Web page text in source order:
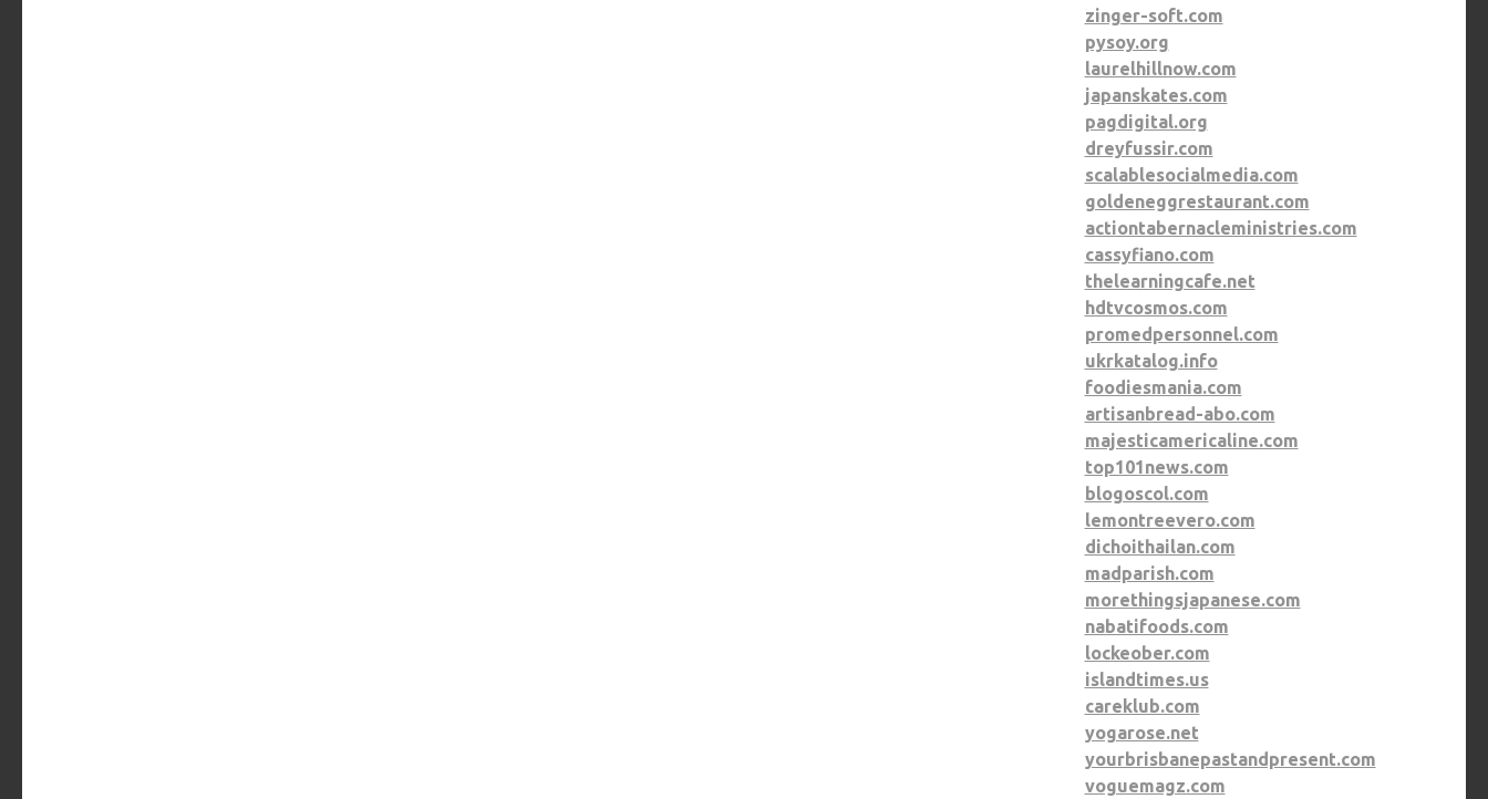
zinger-soft.com
pysoy.org
laurelhillnow.com
japanskates.com
pagdigital.org
dreyfussir.com
scalablesocialmedia.com
goldeneggrestaurant.com
actiontabernacleministries.com
cassyfiano.com
thelearningcafe.net
hdtvcosmos.com
promedpersonnel.com
ukrkatalog.info
foodiesmania.com
artisanbread-abo.com
majesticamericaline.com
top101news.com
blogoscol.com
lemontreevero.com
dichoithailan.com
madparish.com
morethingsjapanese.com
nabatifoods.com
lockeober.com
islandtimes.us
careklub.com
yogarose.net
yourbrisbanepastandpresent.com
voguemagz.com